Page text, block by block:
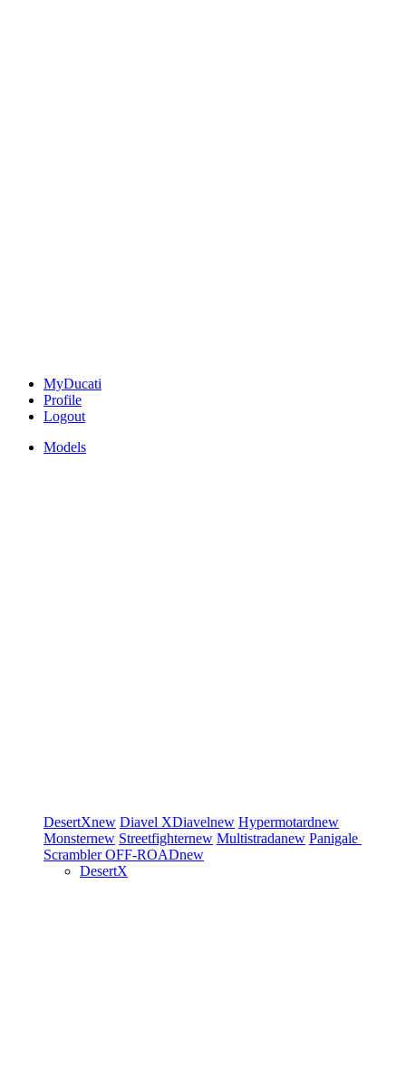
MyDucati
Profile
Logout
Models
DesertXnew Diavel XDiavelnew Hypermotardnew
Monsternew Streetfighternew Multistradanew Panigale
ScramblerOFF-ROADnew
DesertX